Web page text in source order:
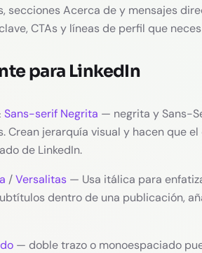
Acerca de y mensajes
CTAs y líneas de perfil que
para LinkedIn
Sans-serif Negrita — negrita y Sans-
Crean jerarquía visual y hacen que
de LinkedIn.
/Versalitas — Usa itálica para
dentro de una publicación,
— doble trazo o monoespaciado